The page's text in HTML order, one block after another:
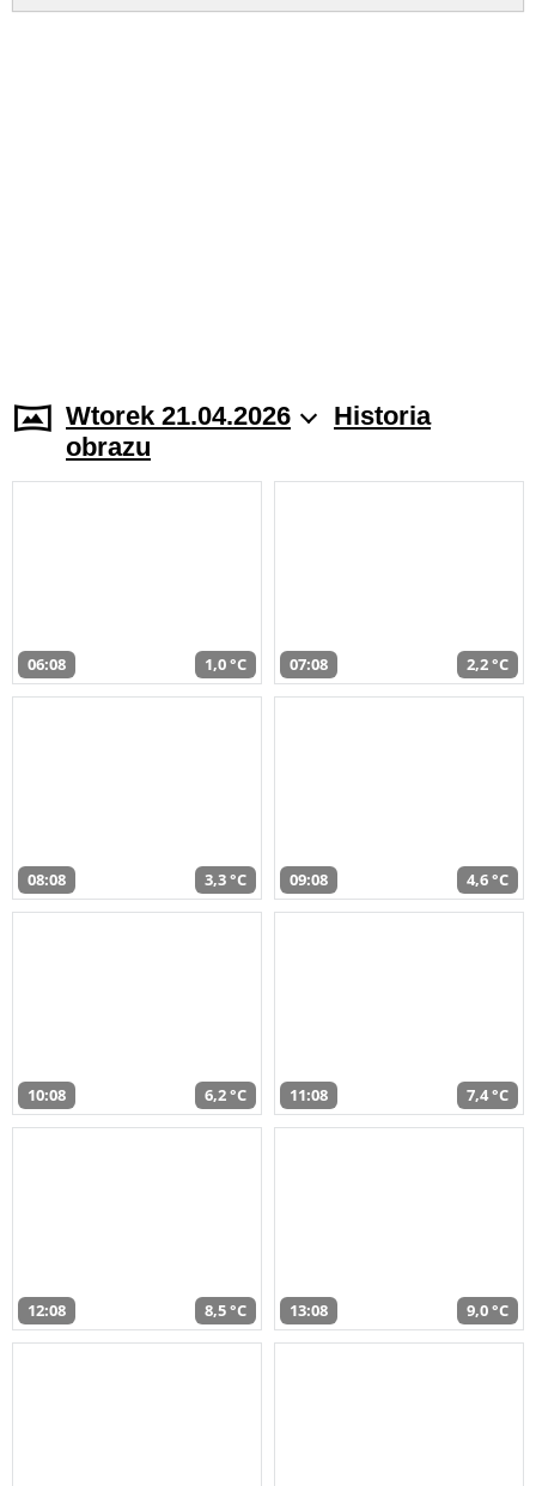
Wtorek 21.04.2026
Historia
obrazu
06:08 1,0 °C 07:08 2,2 °C
08:08 3,3 °C 09:08 4,6 °C
10:08 6,2 °C 11:08 7,4 °C
12:08 8,5 °C 13:08 9,0 °C